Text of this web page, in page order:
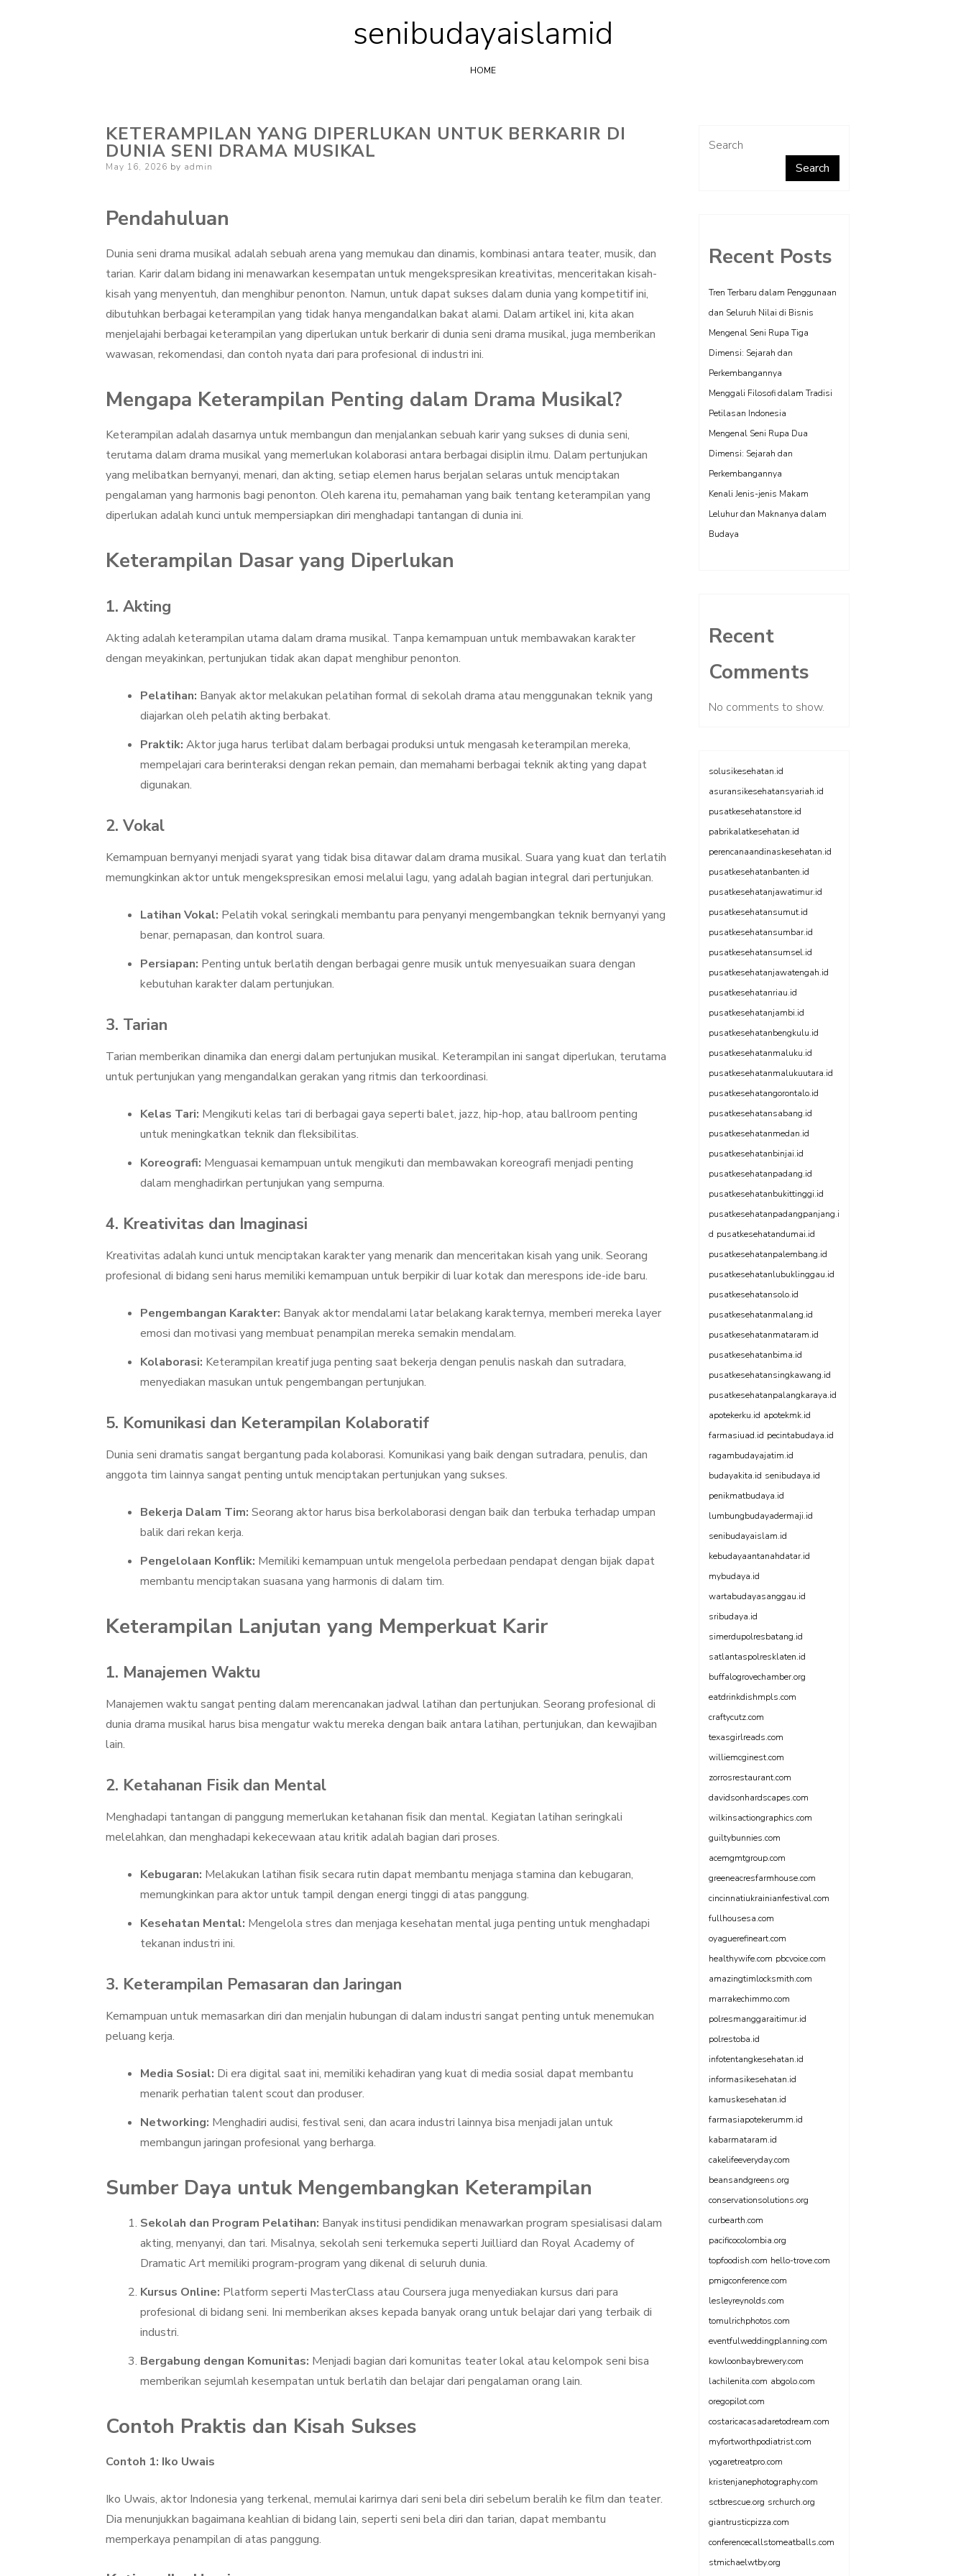
Skip
to
content
senibudayaislamid
HOME
KETERAMPILAN YANG DIPERLUKAN UNTUK BERKARIR DI
DUNIA SENI DRAMA MUSIKAL
Posted
May 16, 2026 by admin
Pendahuluan
Dunia seni drama musikal adalah sebuah arena yang memukau dan dinamis, kombinasi antara teater, musik, dan
tarian. Karir dalam bidang ini menawarkan kesempatan untuk mengekspresikan kreativitas, menceritakan kisah-
kisah yang menyentuh, dan menghibur penonton. Namun, untuk dapat sukses dalam dunia yang kompetitif ini,
dibutuhkan berbagai keterampilan yang tidak hanya mengandalkan bakat alami. Dalam artikel ini, kita akan
menjelajahi berbagai keterampilan yang diperlukan untuk berkarir di dunia seni drama musikal, juga memberikan
wawasan, rekomendasi, dan contoh nyata dari para profesional di industri ini.
Mengapa Keterampilan Penting dalam Drama Musikal?
Keterampilan adalah dasarnya untuk membangun dan menjalankan sebuah karir yang sukses di dunia seni,
terutama dalam drama musikal yang memerlukan kolaborasi antara berbagai disiplin ilmu. Dalam pertunjukan
yang melibatkan bernyanyi, menari, dan akting, setiap elemen harus berjalan selaras untuk menciptakan
pengalaman yang harmonis bagi penonton. Oleh karena itu, pemahaman yang baik tentang keterampilan yang
diperlukan adalah kunci untuk mempersiapkan diri menghadapi tantangan di dunia ini.
Keterampilan Dasar yang Diperlukan
1. Akting
Akting adalah keterampilan utama dalam drama musikal. Tanpa kemampuan untuk membawakan karakter
dengan meyakinkan, pertunjukan tidak akan dapat menghibur penonton.
Pelatihan: Banyak aktor melakukan pelatihan formal di sekolah drama atau menggunakan teknik yang
diajarkan oleh pelatih akting berbakat.
Praktik: Aktor juga harus terlibat dalam berbagai produksi untuk mengasah keterampilan mereka,
mempelajari cara berinteraksi dengan rekan pemain, dan memahami berbagai teknik akting yang dapat
digunakan.
2. Vokal
Kemampuan bernyanyi menjadi syarat yang tidak bisa ditawar dalam drama musikal. Suara yang kuat dan terlatih
memungkinkan aktor untuk mengekspresikan emosi melalui lagu, yang adalah bagian integral dari pertunjukan.
Latihan Vokal: Pelatih vokal seringkali membantu para penyanyi mengembangkan teknik bernyanyi yang
benar, pernapasan, dan kontrol suara.
Persiapan: Penting untuk berlatih dengan berbagai genre musik untuk menyesuaikan suara dengan
kebutuhan karakter dalam pertunjukan.
3. Tarian
Tarian memberikan dinamika dan energi dalam pertunjukan musikal. Keterampilan ini sangat diperlukan, terutama
untuk pertunjukan yang mengandalkan gerakan yang ritmis dan terkoordinasi.
Kelas Tari: Mengikuti kelas tari di berbagai gaya seperti balet, jazz, hip-hop, atau ballroom penting
untuk meningkatkan teknik dan fleksibilitas.
Koreografi: Menguasai kemampuan untuk mengikuti dan membawakan koreografi menjadi penting
dalam menghadirkan pertunjukan yang sempurna.
4. Kreativitas dan Imaginasi
Kreativitas adalah kunci untuk menciptakan karakter yang menarik dan menceritakan kisah yang unik. Seorang
profesional di bidang seni harus memiliki kemampuan untuk berpikir di luar kotak dan merespons ide-ide baru.
Pengembangan Karakter: Banyak aktor mendalami latar belakang karakternya, memberi mereka layer
emosi dan motivasi yang membuat penampilan mereka semakin mendalam.
Kolaborasi: Keterampilan kreatif juga penting saat bekerja dengan penulis naskah dan sutradara,
menyediakan masukan untuk pengembangan pertunjukan.
5. Komunikasi dan Keterampilan Kolaboratif
Dunia seni dramatis sangat bergantung pada kolaborasi. Komunikasi yang baik dengan sutradara, penulis, dan
anggota tim lainnya sangat penting untuk menciptakan pertunjukan yang sukses.
Bekerja Dalam Tim: Seorang aktor harus bisa berkolaborasi dengan baik dan terbuka terhadap umpan
balik dari rekan kerja.
Pengelolaan Konflik: Memiliki kemampuan untuk mengelola perbedaan pendapat dengan bijak dapat
membantu menciptakan suasana yang harmonis di dalam tim.
Keterampilan Lanjutan yang Memperkuat Karir
1. Manajemen Waktu
Manajemen waktu sangat penting dalam merencanakan jadwal latihan dan pertunjukan. Seorang profesional di
dunia drama musikal harus bisa mengatur waktu mereka dengan baik antara latihan, pertunjukan, dan kewajiban
lain.
2. Ketahanan Fisik dan Mental
Menghadapi tantangan di panggung memerlukan ketahanan fisik dan mental. Kegiatan latihan seringkali
melelahkan, dan menghadapi kekecewaan atau kritik adalah bagian dari proses.
Kebugaran: Melakukan latihan fisik secara rutin dapat membantu menjaga stamina dan kebugaran,
memungkinkan para aktor untuk tampil dengan energi tinggi di atas panggung.
Kesehatan Mental: Mengelola stres dan menjaga kesehatan mental juga penting untuk menghadapi
tekanan industri ini.
3. Keterampilan Pemasaran dan Jaringan
Kemampuan untuk memasarkan diri dan menjalin hubungan di dalam industri sangat penting untuk menemukan
peluang kerja.
Media Sosial: Di era digital saat ini, memiliki kehadiran yang kuat di media sosial dapat membantu
menarik perhatian talent scout dan produser.
Networking: Menghadiri audisi, festival seni, dan acara industri lainnya bisa menjadi jalan untuk
membangun jaringan profesional yang berharga.
Sumber Daya untuk Mengembangkan Keterampilan
Sekolah dan Program Pelatihan: Banyak institusi pendidikan menawarkan program spesialisasi dalam
akting, menyanyi, dan tari. Misalnya, sekolah seni terkemuka seperti Juilliard dan Royal Academy of
Dramatic Art memiliki program-program yang dikenal di seluruh dunia.
Kursus Online: Platform seperti MasterClass atau Coursera juga menyediakan kursus dari para
profesional di bidang seni. Ini memberikan akses kepada banyak orang untuk belajar dari yang terbaik di
industri.
Bergabung dengan Komunitas: Menjadi bagian dari komunitas teater lokal atau kelompok seni bisa
memberikan sejumlah kesempatan untuk berlatih dan belajar dari pengalaman orang lain.
Contoh Praktis dan Kisah Sukses
Contoh 1: Iko Uwais
Iko Uwais, aktor Indonesia yang terkenal, memulai karirnya dari seni bela diri sebelum beralih ke film dan teater.
Dia menunjukkan bagaimana keahlian di bidang lain, seperti seni bela diri dan tarian, dapat membantu
memperkaya penampilan di atas panggung.
Search
Search
Recent Posts
Tren Terbaru dalam Penggunaan
dan Seluruh Nilai di Bisnis
Mengenal Seni Rupa Tiga
Dimensi: Sejarah dan
Perkembangannya
Menggali Filosofi dalam Tradisi
Petilasan Indonesia
Mengenal Seni Rupa Dua
Dimensi: Sejarah dan
Perkembangannya
Kenali Jenis-jenis Makam
Leluhur dan Maknanya dalam
Budaya
Recent
Comments
No comments to show.
solusikesehatan.id
asuransikesehatansyariah.id
pusatkesehatanstore.id
pabrikalatkesehatan.id
perencanaandinaskesehatan.id
pusatkesehatanbanten.id
pusatkesehatanjawatimur.id
pusatkesehatansumut.id
pusatkesehatansumbar.id
pusatkesehatansumsel.id
pusatkesehatanjawatengah.id
pusatkesehatanriau.id
pusatkesehatanjambi.id
pusatkesehatanbengkulu.id
pusatkesehatanmaluku.id
pusatkesehatanmalukuutara.id
pusatkesehatangorontalo.id
pusatkesehatansabang.id
pusatkesehatanmedan.id
pusatkesehatanbinjai.id
pusatkesehatanpadang.id
pusatkesehatanbukittinggi.id
pusatkesehatanpadangpanjang.i
d pusatkesehatandumai.id
pusatkesehatanpalembang.id
pusatkesehatanlubuklinggau.id
pusatkesehatansolo.id
pusatkesehatanmalang.id
pusatkesehatanmataram.id
pusatkesehatanbima.id
pusatkesehatansingkawang.id
pusatkesehatanpalangkaraya.id
apotekerku.id apotekmk.id
farmasiuad.id pecintabudaya.id
ragambudayajatim.id
budayakita.id senibudaya.id
penikmatbudaya.id
lumbungbudayadermaji.id
senibudayaislam.id
kebudayaantanahdatar.id
mybudaya.id
wartabudayasanggau.id
sribudaya.id
simerdupolresbatang.id
satlantaspolresklaten.id
buffalogrovechamber.org
eatdrinkdishmpls.com
craftycutz.com
texasgirlreads.com
williemcginest.com
zorrosrestaurant.com
davidsonhardscapes.com
wilkinsactiongraphics.com
guiltybunnies.com
acemgmtgroup.com
greeneacresfarmhouse.com
cincinnatiukrainianfestival.com
fullhousesa.com
oyaguerefineart.com
healthywife.com pbcvoice.com
amazingtimlocksmith.com
marrakechimmo.com
polresmanggaraitimur.id
polrestoba.id
infotentangkesehatan.id
informasikesehatan.id
kamuskesehatan.id
farmasiapotekerumm.id
kabarmataram.id
cakelifeeveryday.com
beansandgreens.org
conservationsolutions.org
curbearth.com
pacificocolombia.org
topfoodish.com hello-trove.com
pmigconference.com
lesleyreynolds.com
tomulrichphotos.com
eventfulweddingplanning.com
kowloonbaybrewery.com
lachilenita.com abgolo.com
oregopilot.com
costaricacasadaretodream.com
myfortworthpodiatrist.com
yogaretreatpro.com
kristenjanephotography.com
sctbrescue.org srchurch.org
giantrusticpizza.com
conferencecallstomeatballs.com
stmichaelwtby.org